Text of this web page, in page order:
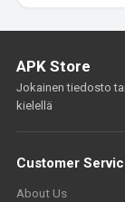
APK Store
Jokainen tiedosto
kielellä
Customer
About Us